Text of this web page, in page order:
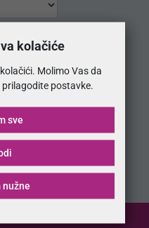
u svoj inbox.
i više.
kolačiće
Molimo Vas da
postavke.
nužne
sve